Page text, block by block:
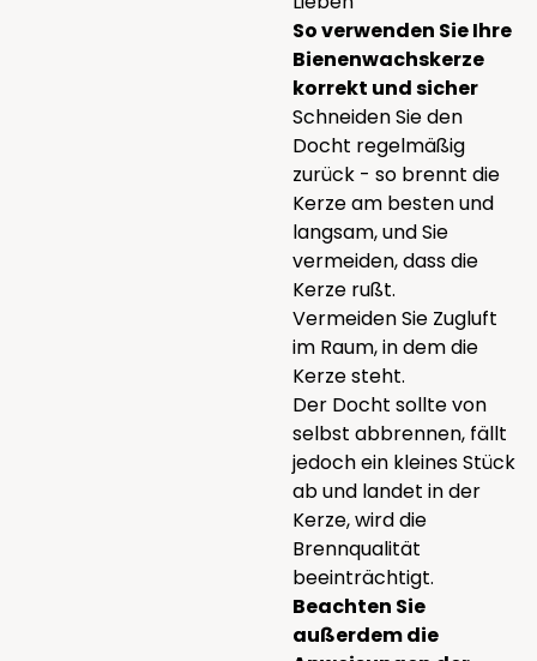
So verwenden Sie Ihre
Bienenwachskerze
korrekt und sicher
Schneiden Sie den
Docht regelmäßig
zurück - so brennt die
Kerze am besten und
langsam, und Sie
vermeiden, dass die
Kerze rußt.
Vermeiden Sie Zugluft
im Raum, in dem die
Kerze steht.
Der Docht sollte von
selbst abbrennen, fällt
jedoch ein kleines Stück
ab und landet in der
Kerze, wird die
Brennqualität
beeinträchtigt.
Beachten Sie
außerdem die